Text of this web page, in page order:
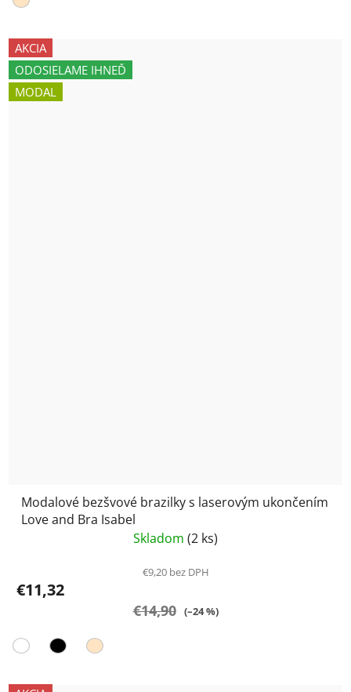
AKCIA
ODOSIELAME IHNEĎ
MODAL
Modalové bezšvové brazilky s laserovým ukončením
Love and Bra Isabel
Skladom (2 ks)
€9,20 bez DPH
€11,32
€14,90 (–24 %)